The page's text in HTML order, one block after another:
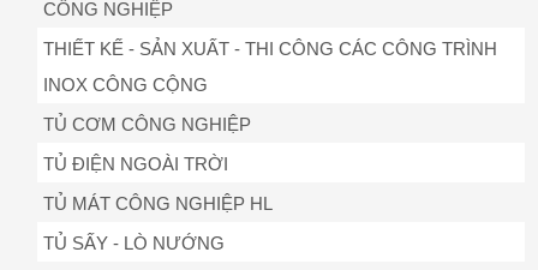
CÔNG NGHIỆP
THIẾT KẾ - SẢN XUẤT - THI CÔNG CÁC CÔNG TRÌNH
INOX CÔNG CỘNG
TỦ CƠM CÔNG NGHIỆP
TỦ ĐIỆN NGOÀI TRỜI
TỦ MÁT CÔNG NGHIỆP HL
TỦ SẤY - LÒ NƯỚNG